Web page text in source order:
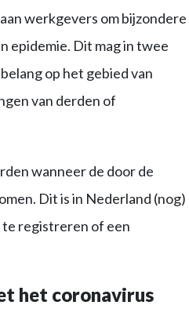
werkgevers om bijzondere
epidemie. Dit mag in twee
op het gebied van
van derden of
wanneer de door de
Dit is in Nederland (nog)
registreren of een
het coronavirus